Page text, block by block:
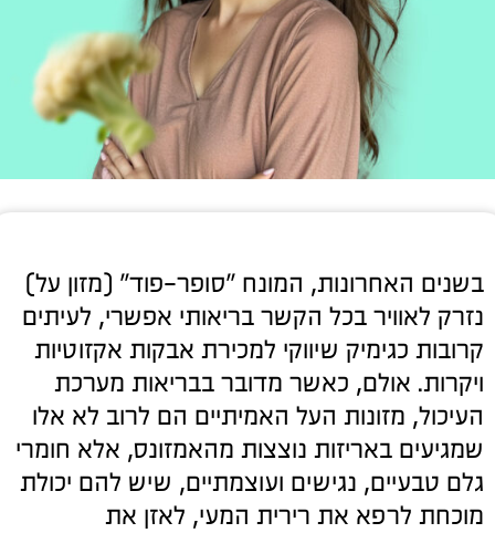
בשנים האחרונות, המונח "סופר-פוד" (מזון על)
נזרק לאוויר בכל הקשר בריאותי אפשרי, לעיתים
קרובות כגימיק שיווקי למכירת אבקות אקזוטיות
ויקרות. אולם, כאשר מדובר בבריאות מערכת
העיכול, מזונות העל האמיתיים הם לרוב לא אלו
שמגיעים באריזות נוצצות מהאמזונס, אלא חומרי
גלם טבעיים, נגישים ועוצמתיים, שיש להם יכולת
מוכחת לרפא את רירית המעי, לאזן את